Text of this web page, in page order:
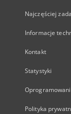
Najczęściej
Informacje
Kontakt
Statystyki
Polityka